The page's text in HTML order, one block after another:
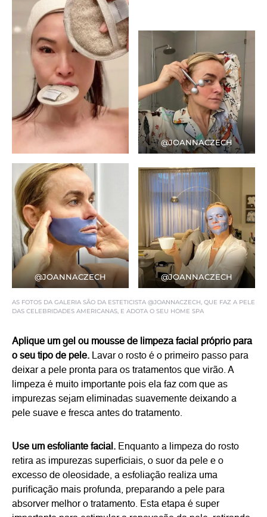
@JOANNACZECH
@JOANNACZECH @JOANNACZECH
AS FOTOS DA GALERIA SÃO DA ESTETICISTA @JOANNACZECH, QUE FAZ A PELE
DAS CELEBRIDADES AMERICANAS, E ADOTA O SEU HOME SPA
Aplique um gel ou mousse de limpeza facial próprio para
o seu tipo de pele. Lavar o rosto é o primeiro passo para
deixar a pele pronta para os tratamentos que virão. A
limpeza é muito importante pois ela faz com que as
impurezas sejam eliminadas suavemente deixando a
pele suave e fresca antes do tratamento.
Use um esfoliante facial. Enquanto a limpeza do rosto
retira as impurezas superficiais, o suor da pele e o
excesso de oleosidade, a esfoliação realiza uma
purificação mais profunda, preparando a pele para
absorver melhor o tratamento. Esta etapa é super